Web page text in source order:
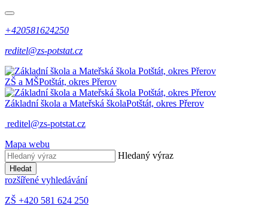
+420581624250
reditel@zs-potstat.cz
ZŠ a MŠPotštát, okres Přerov
Základní škola a Mateřská školaPotštát, okres Přerov
reditel@zs-potstat.cz
Mapa webu
Hledaný výraz
Hledat
rozšířené vyhledávání
ZŠ +420 581 624 250